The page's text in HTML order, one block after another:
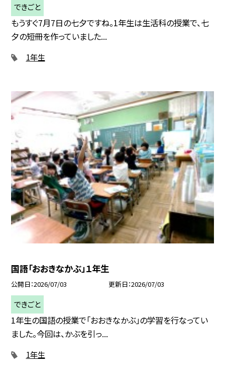
できごと
もうすぐ7月7日の七夕ですね。1年生は生活科の授業で、七
夕の短冊を作っていました...
1年生
国語「おおきなかぶ」１年生
公開日 2026/07/03 更新日 2026/07/03
できごと
1年生の国語の授業で「おおきなかぶ」の学習を行なってい
ました。今回は、かぶを引っ...
1年生